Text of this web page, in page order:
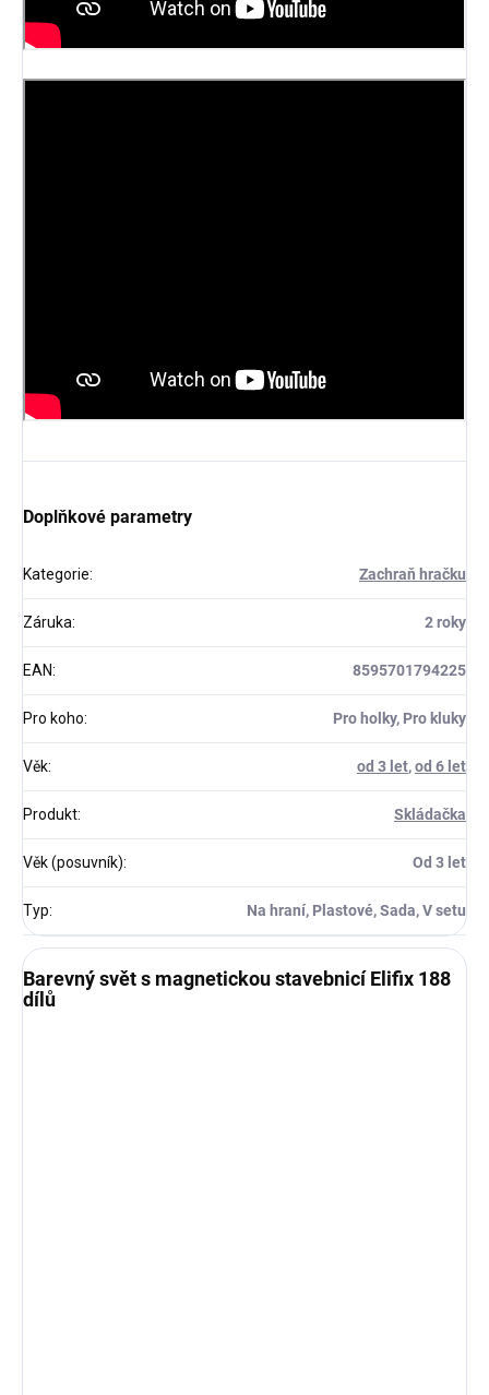
Doplňkové parametry
Kategorie: Zachraň hračku
Záruka: 2 roky
EAN: 8595701794225
Pro koho: Pro holky, Pro kluky
Věk: od 3 let,od 6 let
Produkt: Skládačka
Věk (posuvník): Od 3 let
Typ: Na hraní, Plastové, Sada, V setu
Barevný svět s magnetickou stavebnicí Elifix 188
dílů